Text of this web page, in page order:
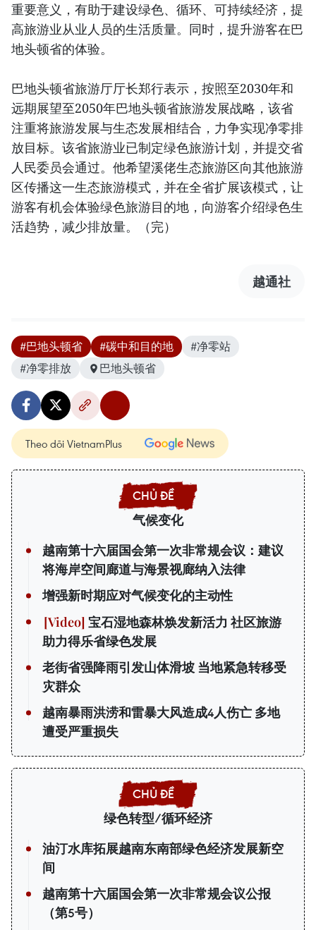
重要意义，有助于建设绿色、循环、可持续经济，提
高旅游业从业人员的生活质量。同时，提升游客在巴
地头顿省的体验。
巴地头顿省旅游厅厅长郑行表示，按照至2030年和
远期展望至2050年巴地头顿省旅游发展战略，该省
注重将旅游发展与生态发展相结合，力争实现净零排
放目标。该省旅游业已制定绿色旅游计划，并提交省
人民委员会通过。他希望溪佬生态旅游区向其他旅游
区传播这一生态旅游模式，并在全省扩展该模式，让
游客有机会体验绿色旅游目的地，向游客介绍绿色生
活趋势，减少排放量。（完）
越通社
#巴地头顿省 #碳中和目的地
#净零站
#净零排放
巴地头顿省
Theo dõi VietnamPlus
气候变化
越南第十六届国会第一次非常规会议：建议
将海岸空间廊道与海景视廊纳入法律
增强新时期应对气候变化的主动性
宝石湿地森林焕发新活力 社区旅游
助力得乐省绿色发展
老街省强降雨引发山体滑坡 当地紧急转移受
灾群众
越南暴雨洪涝和雷暴大风造成4人伤亡 多地
遭受严重损失
绿色转型/循环经济
油汀水库拓展越南东南部绿色经济发展新空
间
越南第十六届国会第一次非常规会议公报
（第5号）